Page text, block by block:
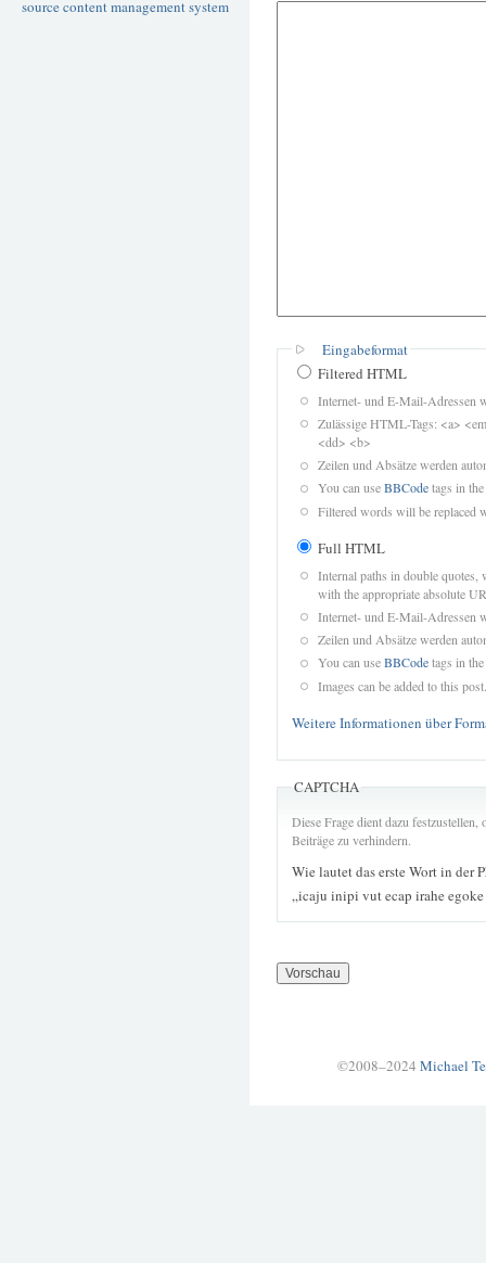
Eingabeformat
Filtered HTML
Internet- und E-Mail-Adressen
Zulässige HTML-Tags: <a>
<dd> <b>
Zeilen und Absätze werden
You can useBBCodetags in
Filtered words will be replaced
Full HTML
Internal paths in double quotes,
with the appropriate absolute
Internet- und E-Mail-Adressen
Zeilen und Absätze werden
You can useBBCodetags in
Images can be added to this post.
Weitere Informationen über
CAPTCHA
Diese Frage dient dazu
Beiträge zu verhindern.
Wie lautet das erste Wort in der
„icaju inipi vut ecap irahe
©2008–2024 Michael